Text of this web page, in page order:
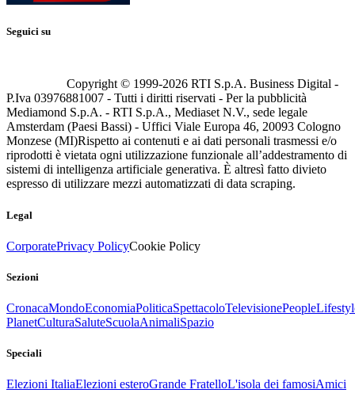
Seguici su
Copyright © 1999-2026 RTI S.p.A. Business Digital -
P.Iva 03976881007 - Tutti i diritti riservati - Per la pubblicità
Mediamond S.p.A. - RTI S.p.A., Mediaset N.V., sede legale
Amsterdam (Paesi Bassi) - Uffici Viale Europa 46, 20093 Cologno
Monzese (MI)Rispetto ai contenuti e ai dati personali trasmessi e/o
riprodotti è vietata ogni utilizzazione funzionale all’addestramento di
sistemi di intelligenza artificiale generativa. È altresì fatto divieto
espresso di utilizzare mezzi automatizzati di data scraping.
Legal
CorporatePrivacy PolicyCookie Policy
Sezioni
CronacaMondoEconomiaPoliticaSpettacoloTelevisionePeople
PlanetCulturaSaluteScuolaAnimaliSpazio
Speciali
Elezioni ItaliaElezioni esteroGrande FratelloL'isola dei famosiAmici